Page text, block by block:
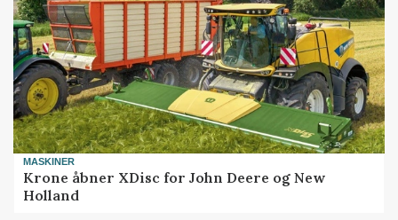
MASKINER
Krone åbner XDisc for John Deere og New
Holland